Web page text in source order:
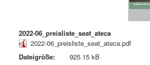
2022-06_preisliste_seat_ateca
2022-06_preisliste_seat_ateca.pdf
Dateigröße:
925.15 kB